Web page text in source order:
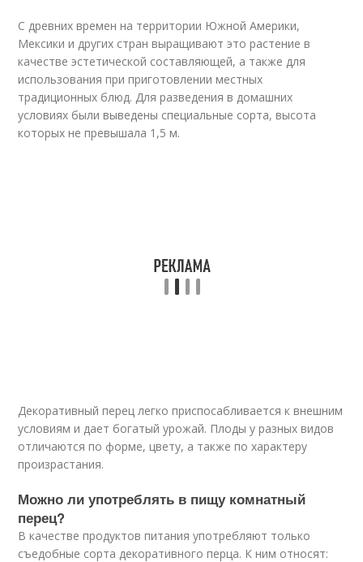
С древних времен на территории Южной Америки,
Мексики и других стран выращивают это растение в
качестве эстетической составляющей, а также для
использования при приготовлении местных
традиционных блюд. Для разведения в домашних
условиях были выведены специальные сорта, высота
которых не превышала 1,5 м.
Декоративный перец легко приспосабливается к внешним
условиям и дает богатый урожай. Плоды у разных видов
отличаются по форме, цвету, а также по характеру
произрастания.
Можно ли употреблять в пищу комнатный
перец?
В качестве продуктов питания употребляют только
съедобные сорта декоративного перца. К ним относят: